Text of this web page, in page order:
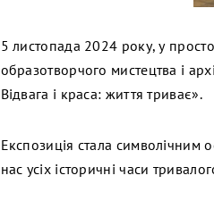
5 листопада 2024 року, у
образотворчого мистецтва і
Відвага і краса: життя триває».
Експозиція стала символічним
нас усіх історичні часи